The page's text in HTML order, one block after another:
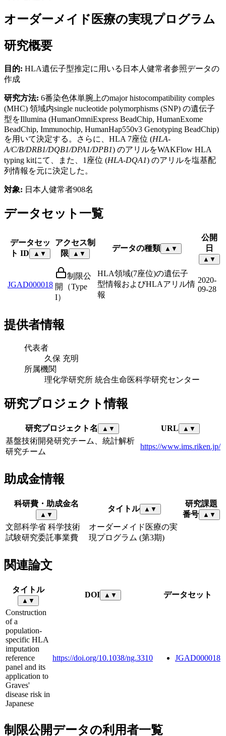
オーダーメイド医療の実現プログラム
研究概要
目的: HLA遺伝子型推定に用いる日本人健常者参照データの
作成
研究方法: 6番染色体単腕上のmajor histocompatibility comples
(MHC) 領域内single nucleotide polymorphisms (SNP) の遺伝子
型をIllumina (HumanOmniExpress BeadChip, HumanExome
BeadChip, Immunochip, HumanHap550v3 Genotyping BeadChip)
を用いて決定する。さらに、HLA 7座位 (HLA-
A/C/B/DRB1/DQB1/DPA1/DPB1) のアリルをWAKFlow HLA
typing kitにて、また、1座位 (HLA-DQA1) のアリルを塩基配
列情報を元に決定した。
対象: 日本人健常者908名
データセット一覧
データセッ
ト ID
▲ ▼
アクセス制
限
▲ ▼
データの種類 ▲ ▼
公開
日
▲ ▼
JGAD000018
制限公
開（Type
I）
HLA領域(7座位)の遺伝子
型情報およびHLAアリル情
報
2020-
09-28
提供者情報
代表者
久保 充明
所属機関
理化学研究所 統合生命医科学研究センター
研究プロジェクト情報
研究プロジェクト名 ▲ ▼ URL ▲ ▼
基盤技術開発研究チーム、統計解析
研究チーム
https://www.ims.riken.jp/
助成金情報
科研費・助成金名
▲ ▼
タイトル ▲ ▼
研究課題
番号
▲ ▼
文部科学省 科学技術
試験研究委託事業費
オーダーメイド医療の実
現プログラム (第3期)
関連論文
タイトル
▲ ▼
DOI ▲ ▼ データセット
Construction
of a
population-
specific HLA
imputation
reference
panel and its
application to
Graves'
disease risk in
Japanese
https://doi.org/10.1038/ng.3310 JGAD000018
制限公開データの利用者一覧